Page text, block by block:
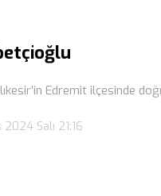
Edremit ilçesinde
Salı 21:16